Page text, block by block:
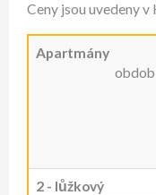
Ceny jsou uvedeny
Apartmány
2 - lůžkový